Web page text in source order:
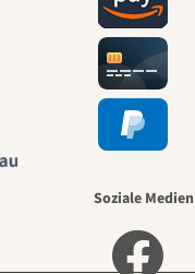
zu uns
führt
den
Garten
Soziale Medien